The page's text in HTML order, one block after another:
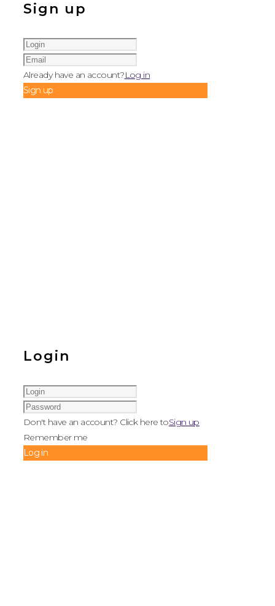
Sign up
Already have an account?Log in
Sign up
Login
Don't have an account? Click here toSign up
Remember me
Log in